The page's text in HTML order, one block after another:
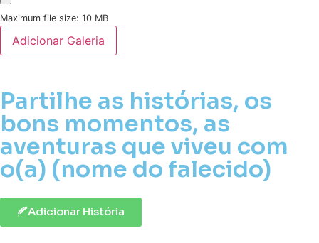
Maximum file size: 10 MB
Adicionar Galeria
Partilhe as histórias, os
bons momentos, as
aventuras que viveu com
o(a) (nome do falecido)
Adicionar História